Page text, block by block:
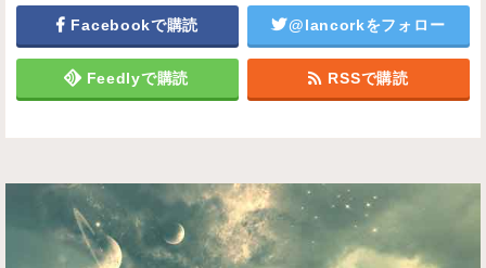
Facebookで購読 @lancorkをフォロー
Feedlyで購読 RSSで購読